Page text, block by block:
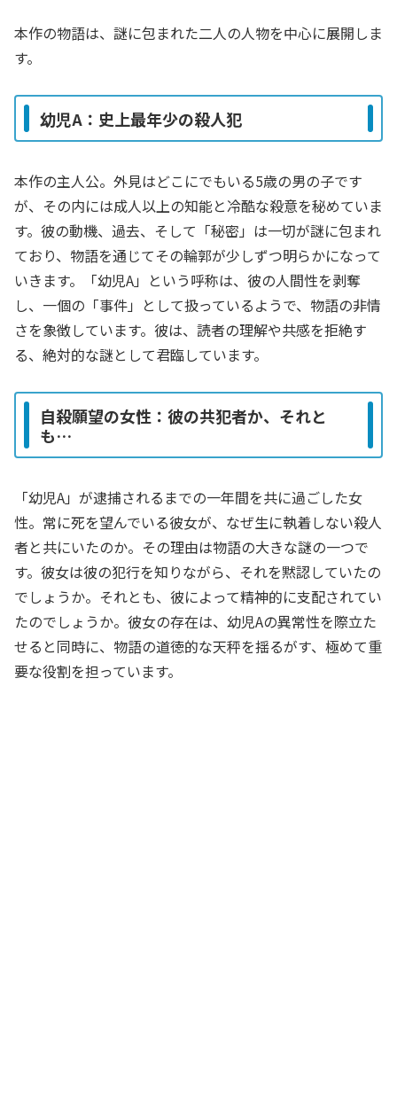
本作の物語は、謎に包まれた二人の人物を中心に展開しま
す。
幼児A：史上最年少の殺人犯
本作の主人公。外見はどこにでもいる5歳の男の子です
が、その内には成人以上の知能と冷酷な殺意を秘めていま
す。彼の動機、過去、そして「秘密」は一切が謎に包まれ
ており、物語を通じてその輪郭が少しずつ明らかになって
いきます。「幼児A」という呼称は、彼の人間性を剥奪
し、一個の「事件」として扱っているようで、物語の非情
さを象徴しています。彼は、読者の理解や共感を拒絶す
る、絶対的な謎として君臨しています。
自殺願望の女性：彼の共犯者か、それと
も…
「幼児A」が逮捕されるまでの一年間を共に過ごした女
性。常に死を望んでいる彼女が、なぜ生に執着しない殺人
者と共にいたのか。その理由は物語の大きな謎の一つで
す。彼女は彼の犯行を知りながら、それを黙認していたの
でしょうか。それとも、彼によって精神的に支配されてい
たのでしょうか。彼女の存在は、幼児Aの異常性を際立た
せると同時に、物語の道徳的な天秤を揺るがす、極めて重
要な役割を担っています。